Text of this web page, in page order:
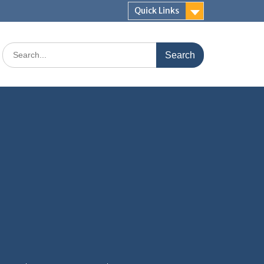
Quick Links
Search
for: